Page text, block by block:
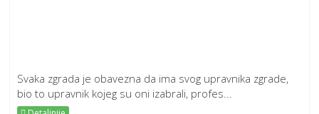
Svaka zgrada je obavezna da ima svog upravnika zgrade,
bio to upravnik kojeg su oni izabrali, profes...